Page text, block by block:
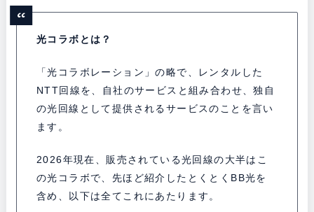
光コラボとは？
「光コラボレーション」の略で、レンタルした
NTT回線を、自社のサービスと組み合わせ、独自
の光回線として提供されるサービスのことを言い
ます。
2026年現在、販売されている光回線の大半はこ
の光コラボで、先ほど紹介したとくとくBB光を
含め、以下は全てこれにあたります。